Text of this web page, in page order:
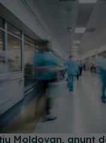
Moldovan, anunț